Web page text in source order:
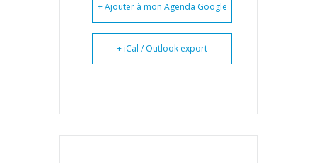
+ Ajouter à mon Agenda Google
+ iCal / Outlook export